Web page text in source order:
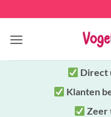
naar
inhoud
Direct
Klanten
Zeer